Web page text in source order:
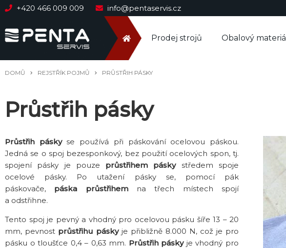
+420 466 009 009 info@pentaservis.cz
Prodej strojů Obalový materiál
DOMŮ REJSTŘÍK POJMŮ PRŮSTŘIH PÁSKY
Průstřih pásky
Průstřih páskyse používá při páskování ocelovou páskou.
Jedná se o spoj bezesponkový, bez použití ocelových spon, tj.
spojení pásky je pouze průstřihem páskystředem spoje
ocelové pásky. Po utažení pásky se, pomocí pák
páskovače, páska průstřihemna třech místech spojí
a odstřihne.
Tento spoj je pevný a vhodný pro ocelovou pásku šíře 13 – 20
mm, pevnost průstřihu páskyje přibližně 8.000 N, což je pro
pásku o tloušťce 0,4 – 0,63 mm. Průstřih páskyje vhodný pro